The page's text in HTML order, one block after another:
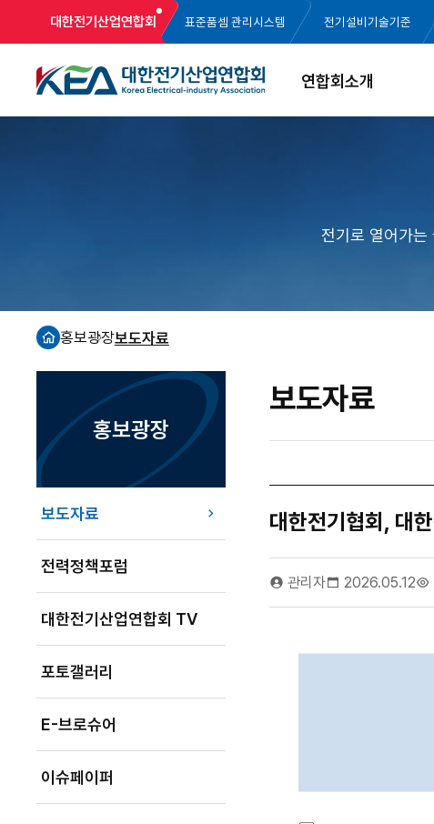
대한전기산업연합회 표준품셈 관리시스템 전기설비기술기준
연합회소개
전기로 열어가는
홈
홍보광장보도자료
홍보광장
보도자료
전력정책포럼
대한전기산업연합회 TV
포토갤러리
E-브로슈어
이슈페이퍼
보도자료
대한전기협회, 대
관리자 2026.05.12